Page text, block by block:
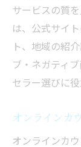
サービスの質
は、公式サイ
ト、地域の紹
ブ・ネガティ
セラー選びに
オンラインカ
オンラインカ